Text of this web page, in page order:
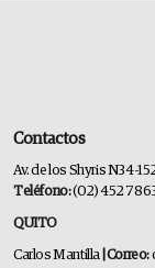
Contactos
Av. de los Shyris N34-
Teléfono:(02) 452
QUITO
Carlos Mantilla | Correo: